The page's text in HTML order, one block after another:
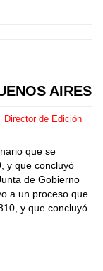
AIRES
Director de Edición
que se
y que concluyó
de Gobierno
a un proceso que
y que concluyó